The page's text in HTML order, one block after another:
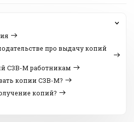
про выдачу копий
СЗВ-М работникам
копии СЗВ-М?
копий?